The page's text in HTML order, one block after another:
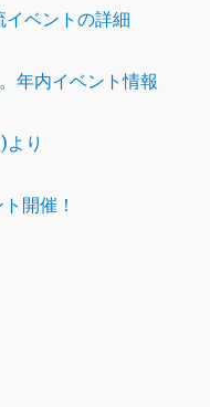
イベントの詳細
年内イベント情報
り
開催！